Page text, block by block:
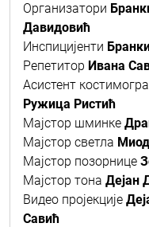
Организатори
Давидовић
Инспицијенти
Репетитор Ивана
Асистент
Ружица Ристић
Мајстор шминке
Мајстор светла
Мајстор позорнице
Мајстор тона Дејан
Видео пројекције
Савић